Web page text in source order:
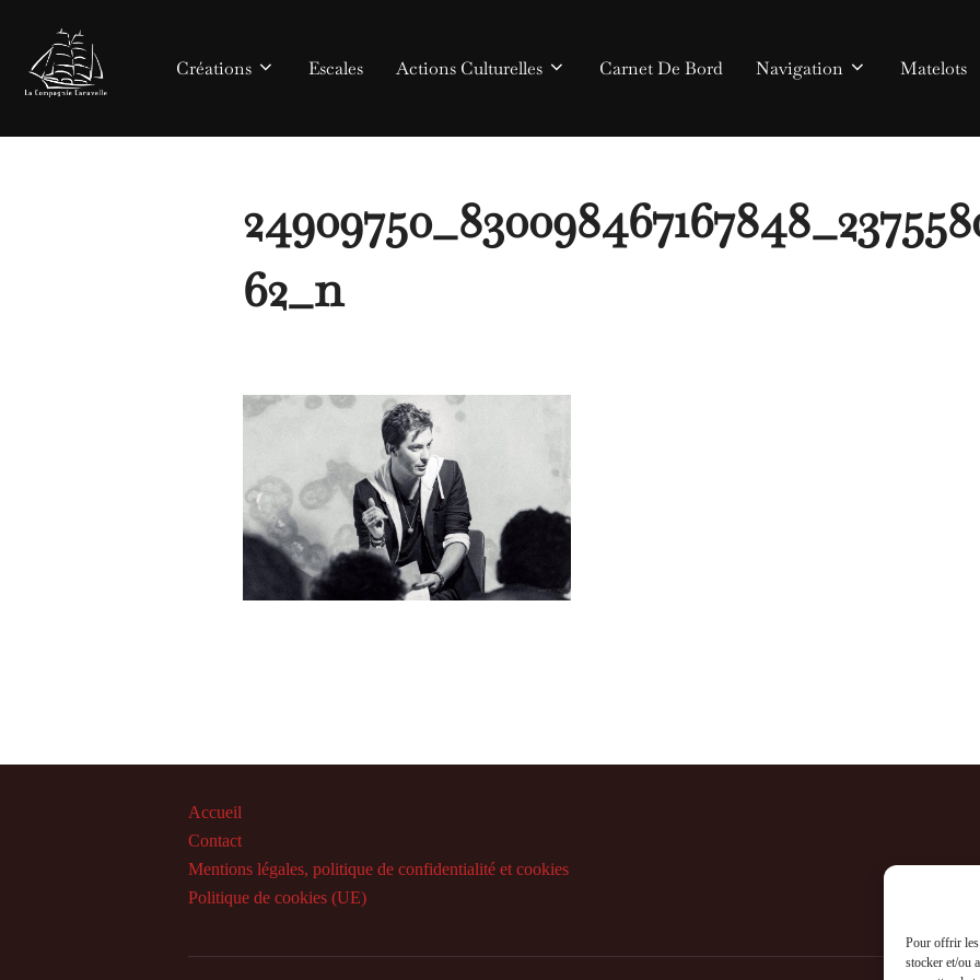
Pour offrir les
stocker et/ou
contenu
Créations Escales Actions Culturelles Carnet De Bord Navigation Matelots
62_n
Accueil
Contact
Mentions légales, politique de confidentialité et cookies
Politique de cookies (UE)